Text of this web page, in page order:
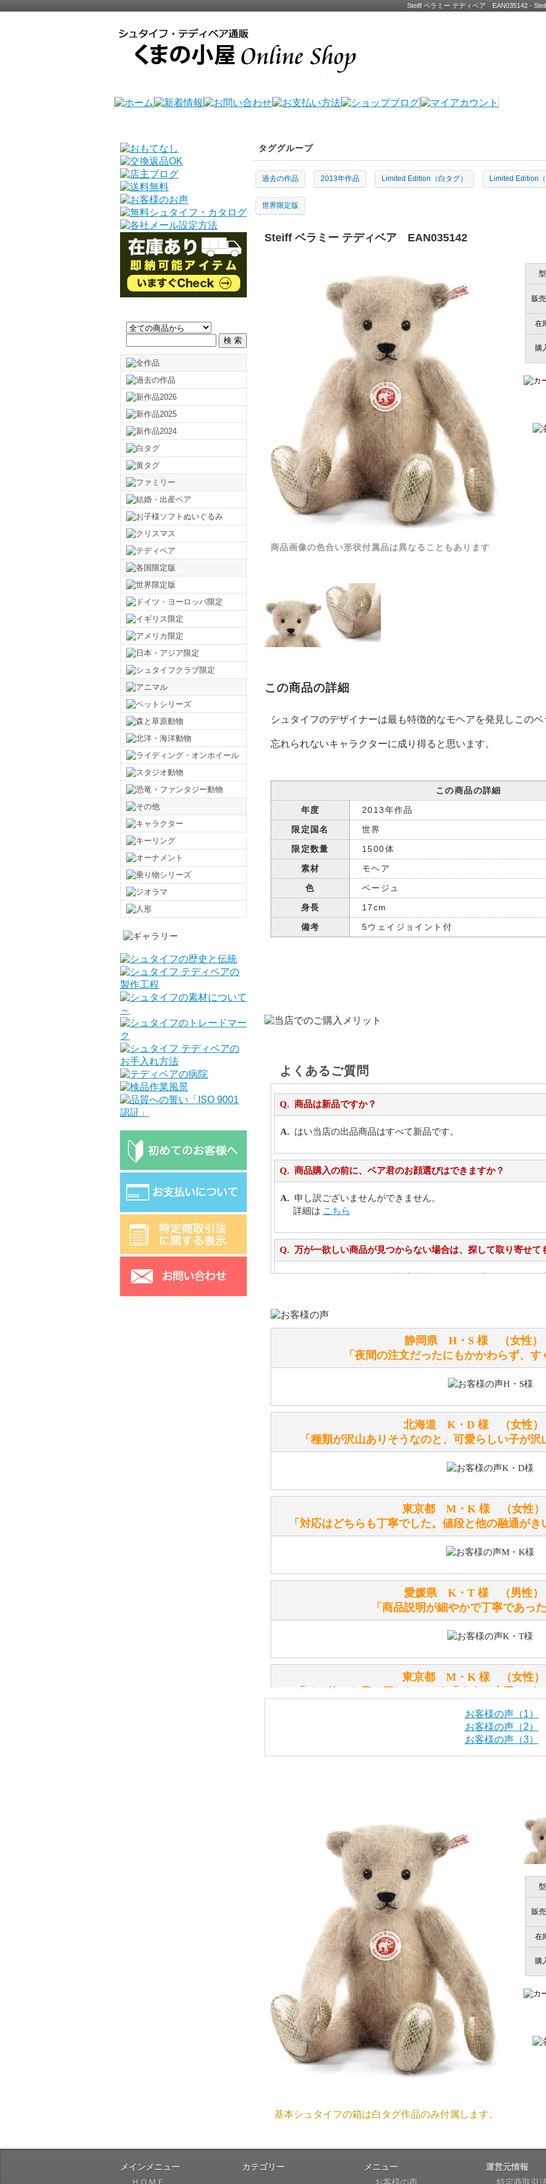
Steiff ベラミー テディベア EAN035142 -
タググループ
過去の作品 2013年作品 Limited Edition（白タグ） Limited Edition（
世界限定版
Steiff ベラミー テディベア EAN035142
商品画像の色合い形状付属品は異なることもあります
販
在
購
この商品の詳細
シュタイフのデザイナーは最も特徴的なモヘアを発見しこのベ
忘れられないキャラクターに成り得ると思います。
この商品の詳細
年度
2013年作品
限定国名
世界
限定数量
1500体
素材
モヘア
色
ベージュ
身長
17cm
備考
5ウェイジョイント付
よくあるご質問
商品は新品ですか？
はい当店の出品商品はすべて新品です。
商品購入の前に、ベア君のお顔選びはできますか？
申し訳ございませんができません。
詳細は こちら
万が一欲しい商品が見つからない場合は、探して取り寄せて
シュタイフのぬいぐるみは洗濯できますか？ ぬいぐるみの
洗濯できるのとできないのがあります。
こちらをご覧ください。
シリアルNO付きやクラブ限定などいろいろと意味があります
詳しくはこちらをご覧ください。
テディベアを横にすると音が鳴ります、なぜでしょうか？
シュタイフのテディベアには、鳴くタイプのテディベアがい
お腹の中にグロウラーという部品を内臓しています。
体をねかせたりおこしたりすると「グーグー」と鳴くタイプ
テディベアのお腹を押すと「キュッキュッ」と音が鳴ります
シュタイフのテディベアには、おなかを押すと「キュッキュ
シュタイフ社製品の実物を見ることはできますか？
当店はネット販売ですので実物をお見せすることができませ
商品は直接海外から届くのですか。受取の際、関税などはか
商品は全て当店へ入荷させたのち欠品を行いお客様宅へお届
関税はすべて当店にて処理しますのでお客様のご負担は一切
商品が届くまでにはどのくらいの期間がかかりますか？
国内で一度検品をしますので、決済確認後、２～４週間での
尚、オーダー注文の場合は４～８週間でのお届けとなります
（稀に、通関手続き等に時間がかかり、納期が遅れる場合
お願い致します。）
注文のキャンセルは可能ですか？
お取り寄せ商品となっておりますため、仕入先へ発注後のキ
個人情報の漏洩は大丈夫でしょうか？
使用しております。お買い物・お問い合わせで送信される全
保護されますので、ご安心してお買い物をお楽しみください。
静岡県 H・S 様 （女
「夜間の注文だったにもかかわらず、す
北海道 K・D 様 （女
「種類が沢山ありそうなのと、可愛らしい子が沢
東京都 M・K 様 （女
「対応はどちらも丁寧でした。値段と他の融通がき
愛媛県 K・T 様 （男
「商品説明が細やかで丁寧であっ
東京都 M・K 様 （女
千葉県 U・Y 様 （女
「ChatGPTを利用したところ「くまの小屋
埼玉県 S・W 様
「送られる際にメールなどで届けて頂きとて
大阪府 Y・W 様 （男
「取り扱っているNetショップで一番信用
「ベアちゃんの紹介分が丁寧に書かれていたこ
お客様の声（1）
お客様の声（2）
お客様の声（3）
販
在
購
基本シュタイフの箱は白タグ作品のみ付属します。
メインメニュー
カテゴリー
メニュー
運営元情報